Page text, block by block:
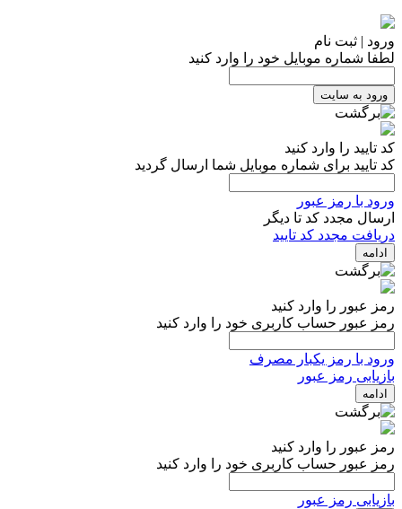
ورود | ثبت نام
لطفا شماره موبایل خود را وارد کنید
ورود به سایت
کد تایید را وارد کنید
کد تایید برای شماره موبایل شما ارسال گردید
ورود با رمز عبور
ارسال مجدد کد تا دیگر
دریافت مجدد کد تایید
ادامه
رمز عبور را وارد کنید
رمز عبور حساب کاربری خود را وارد کنید
ورود با رمز یکبار مصرف
بازیابی رمز عبور
ادامه
رمز عبور را وارد کنید
رمز عبور حساب کاربری خود را وارد کنید
بازیابی رمز عبور